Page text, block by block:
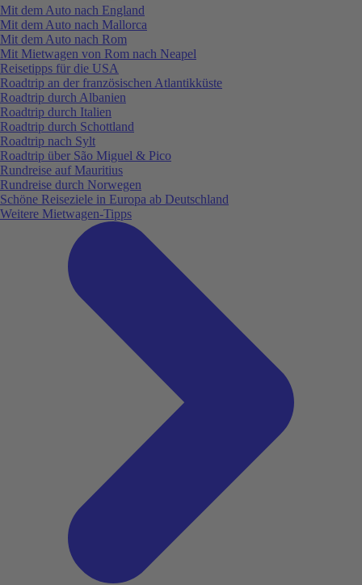
Mit dem Auto nach England
Mit dem Auto nach Mallorca
Mit dem Auto nach Rom
Mit Mietwagen von Rom nach Neapel
Reisetipps für die USA
Roadtrip an der französischen Atlantikküste
Roadtrip durch Albanien
Roadtrip durch Italien
Roadtrip durch Schottland
Roadtrip nach Sylt
Roadtrip über São Miguel & Pico
Rundreise auf Mauritius
Rundreise durch Norwegen
Schöne Reiseziele in Europa ab Deutschland
Weitere Mietwagen-Tipps